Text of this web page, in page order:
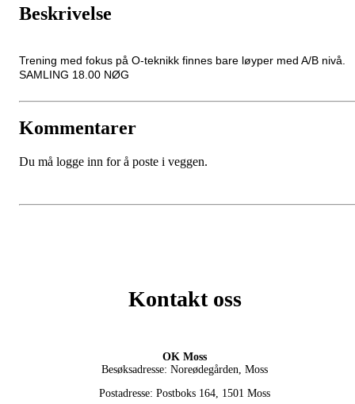
Beskrivelse
Trening med fokus på O-teknikk finnes bare løyper med A/B nivå.
SAMLING 18.00 NØG
Kommentarer
Du må logge inn for å poste i veggen.
Kontakt oss
OK Moss
Besøksadresse: Noreødegården, Moss
Postadresse: Postboks 164, 1501 Moss